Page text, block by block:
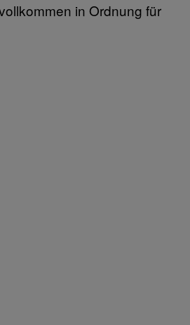
in Ordnung für